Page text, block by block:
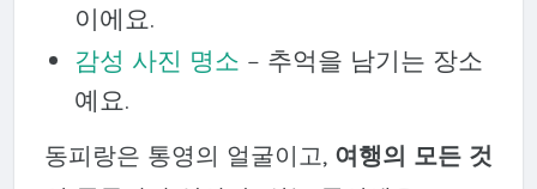
이에요.
감성 사진 명소 – 추억을 남기는 장소
예요.
동피랑은 통영의 얼굴이고, 여행의 모든 것